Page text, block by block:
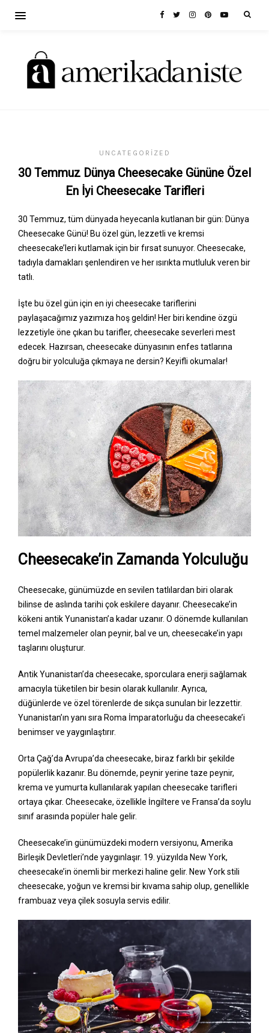
UNCATEGORIZED
30 Temmuz Dünya Cheesecake Gününe Özel
En İyi Cheesecake Tarifleri
30 Temmuz, tüm dünyada heyecanla kutlanan bir gün: Dünya
Cheesecake Günü! Bu özel gün, lezzetli ve kremsi
cheesecake’leri kutlamak için bir fırsat sunuyor. Cheesecake,
tadıyla damakları şenlendiren ve her ısırıkta mutluluk veren bir
tatlı.
İşte bu özel gün için en iyi cheesecake tariflerini
paylaşacağımız yazımıza hoş geldin! Her biri kendine özgü
lezzetiyle öne çıkan bu tarifler, cheesecake severleri mest
edecek. Hazırsan, cheesecake dünyasının enfes tatlarına
doğru bir yolculuğa çıkmaya ne dersin? Keyifli okumalar!
Cheesecake’in Zamanda Yolculuğu
Cheesecake, günümüzde en sevilen tatlılardan biri olarak
bilinse de aslında tarihi çok eskilere dayanır. Cheesecake’in
kökeni antik Yunanistan’a kadar uzanır. O dönemde kullanılan
temel malzemeler olan peynir, bal ve un, cheesecake’in yapı
taşlarını oluşturur.
Antik Yunanistan’da cheesecake, sporculara enerji sağlamak
amacıyla tüketilen bir besin olarak kullanılır. Ayrıca,
düğünlerde ve özel törenlerde de sıkça sunulan bir lezzettir.
Yunanistan’ın yanı sıra Roma İmparatorluğu da cheesecake’i
benimser ve yaygınlaştırır.
Orta Çağ’da Avrupa’da cheesecake, biraz farklı bir şekilde
popülerlik kazanır. Bu dönemde, peynir yerine taze peynir,
krema ve yumurta kullanılarak yapılan cheesecake tarifleri
ortaya çıkar. Cheesecake, özellikle İngiltere ve Fransa’da soylu
sınıf arasında popüler hale gelir.
Cheesecake’in günümüzdeki modern versiyonu, Amerika
Birleşik Devletleri’nde yaygınlaşır. 19. yüzyılda New York,
cheesecake’in önemli bir merkezi haline gelir. New York stili
cheesecake, yoğun ve kremsi bir kıvama sahip olup, genellikle
frambuaz veya çilek sosuyla servis edilir.